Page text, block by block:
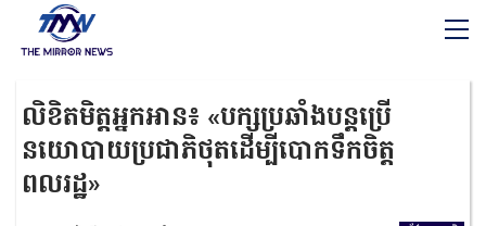
លិខិតមិត្តអ្នកអាន៖ «បក្សប្រឆាំងបន្តប្រើ
នយោបាយប្រជាភិថុតដើម្បីបោកទឹកចិត្ត
ពលរដ្ឋ»